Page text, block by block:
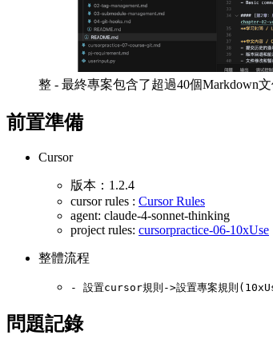
整 - 最終專案包含了超過40個Markdown
前置準備
Cursor
版本：1.2.4
cursor rules : Cursor Rules
agent: claude-4-sonnet-thinking
project rules: cursorpractice-06-10xUse
整體流程
問題記錄